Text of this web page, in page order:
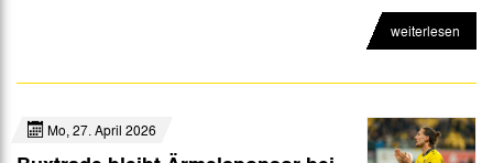
weiterlesen
Mo, 27. April 2026